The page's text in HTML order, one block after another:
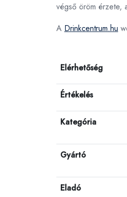
végső öröm érzete,
A Drinkcentrum.hu
Elérhetőség
Értékelés
Kategória
Gyártó
Eladó